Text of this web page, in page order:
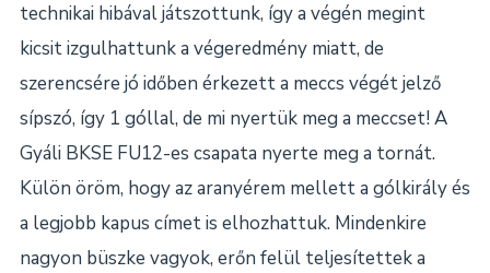
technikai hibával játszottunk, így a végén megint
kicsit izgulhattunk a végeredmény miatt, de
szerencsére jó időben érkezett a meccs végét jelző
sípszó, így 1 góllal, de mi nyertük meg a meccset! A
Gyáli BKSE FU12-es csapata nyerte meg a tornát.
Külön öröm, hogy az aranyérem mellett a gólkirály és
a legjobb kapus címet is elhozhattuk. Mindenkire
nagyon büszke vagyok, erőn felül teljesítettek a